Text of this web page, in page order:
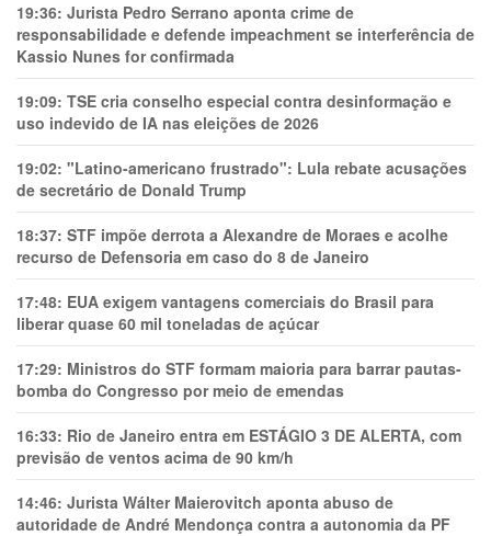
19:36: Jurista Pedro Serrano aponta crime de
responsabilidade e defende impeachment se interferência de
Kassio Nunes for confirmada
19:09: TSE cria conselho especial contra desinformação e
uso indevido de IA nas eleições de 2026
19:02: "Latino-americano frustrado": Lula rebate acusações
de secretário de Donald Trump
18:37: STF impõe derrota a Alexandre de Moraes e acolhe
recurso de Defensoria em caso do 8 de Janeiro
17:48: EUA exigem vantagens comerciais do Brasil para
liberar quase 60 mil toneladas de açúcar
17:29: Ministros do STF formam maioria para barrar pautas-
bomba do Congresso por meio de emendas
16:33: Rio de Janeiro entra em ESTÁGIO 3 DE ALERTA, com
previsão de ventos acima de 90 km/h
14:46: Jurista Wálter Maierovitch aponta abuso de
autoridade de André Mendonça contra a autonomia da PF